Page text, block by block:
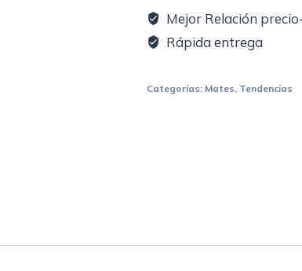
Mejor Relación
Rápida entrega
Categorías: Mates Tendencias